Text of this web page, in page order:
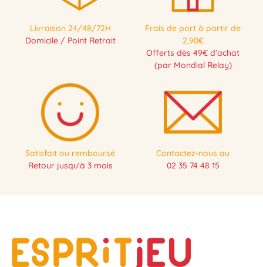
Livraison 24/48/72H
Domicile / Point Retrait
Frais de port à partir de
2,90€
Offerts dès 49€ d'achat
(par Mondial Relay)
Satisfait ou remboursé
Retour jusqu'à 3 mois
Contactez-nous au
02 35 74 48 15